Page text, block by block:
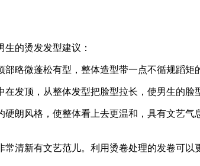
的烫发发型建议：
略微蓬松有型，整体造型带一点不循规蹈矩
发顶，从整体发型把脸型拉长，使男生的脸
朗风格，使整体看上去更温和，具有文艺
清新有文艺范儿。利用烫卷处理的发卷可以